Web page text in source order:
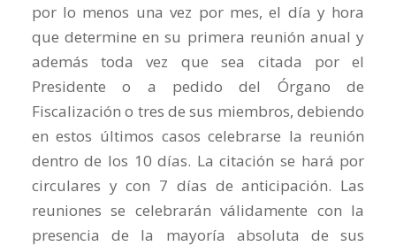
por lo menos una vez por mes, el día y hora
que determine en su primera reunión anual y
además toda vez que sea citada por el
Presidente o a pedido del Órgano de
Fiscalización o tres de sus miembros, debiendo
en estos últimos casos celebrarse la reunión
dentro de los 10 días. La citación se hará por
circulares y con 7 días de anticipación. Las
reuniones se celebrarán válidamente con la
presencia de la mayoría absoluta de sus